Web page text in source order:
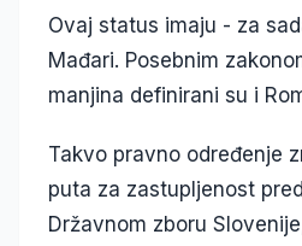
Ovaj status imaju - za
Mađari. Posebnim
manjina definirani su i
Takvo pravno određenje
puta za zastupljenost
Državnom zboru